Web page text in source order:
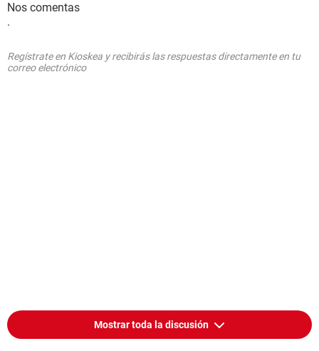
Nos comentas
.
Regístrate en Kioskea y recibirás las respuestas directamente en tu
correo electrónico
Mostrar toda la discusión